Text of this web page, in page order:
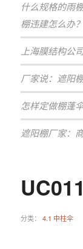
什么规格的雨
棚违建怎么办？
上海膜结构公
厂家说：遮阳
怎样定做棚蓬
遮阳棚厂家：
分类： 4.1 中柱伞